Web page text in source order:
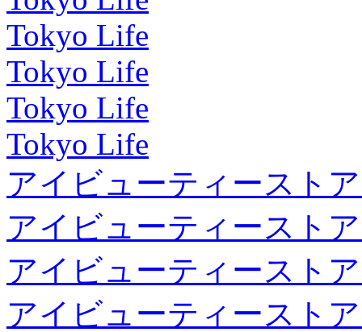
Tokyo Life
Tokyo Life
Tokyo Life
Tokyo Life
アイビューティースト
アイビューティースト
アイビューティースト
アイビューティースト